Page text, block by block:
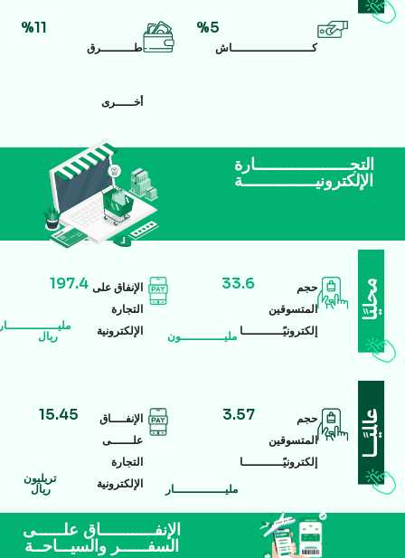
كــــــــــــــــــــــاش
%5
طـــــــــرق
أخـــــرى
%11
التجـــــــــــــــــــــارة
الإلكترونيــــــــــــــــة
حجم
المتسوقين
إلكترونيًـــــــــــا
33.6
مليــــــــــــون
الإنفاق على
التجارة
الإلكترونية
197.4
ريال
حجم
المتسوقين
إلكترونيًـــــــــــا
3.57
مليــــــــــــــار
الإنفــــاق
علــــــى
التجارة
الإلكترونية
15.45
تريليون
ريال
الإنفــــــــــــاق علــــــى
السفــــــر والسيـــاحــة